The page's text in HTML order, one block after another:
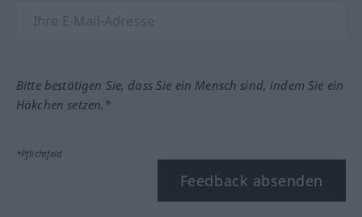
Bitte bestätigen Sie, dass Sie ein Mensch sind, indem Sie ein
Häkchen setzen.*
*Pflichtfeld
Feedback absenden